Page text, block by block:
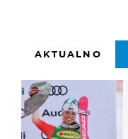
AKTUALNO